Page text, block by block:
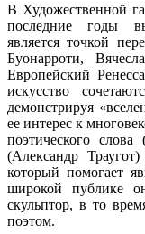
В Художественной
последние годы
является точкой
Буонарроти,
Европейский
искусство
демонстрируя
ее интерес к
поэтического
(Александр
который помогает
широкой публике
скульптор, в то
поэтом.